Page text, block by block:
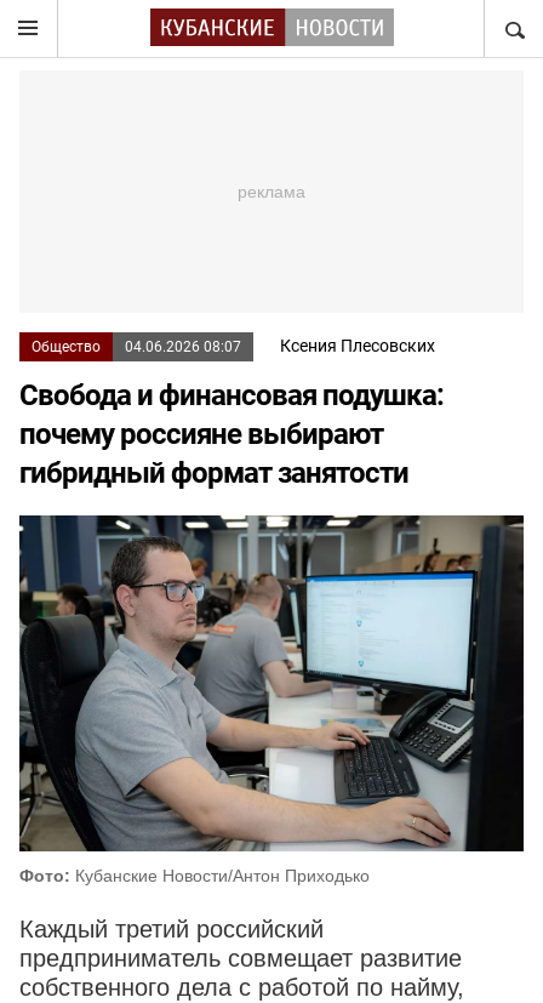
Общество 04.06.2026 08:07 Ксения Плесовских
Свобода и финансовая подушка:
почему россияне выбирают
гибридный формат занятости
Фото: Кубанские Новости/Антон Приходько
Каждый третий российский
предприниматель совмещает развитие
собственного дела с работой по найму,